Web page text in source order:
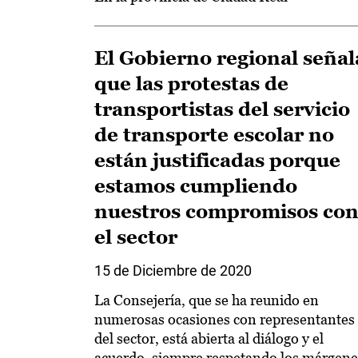
El Gobierno regional
que las protestas de
transportistas del servicio
de transporte escolar no
están justificadas porque
estamos cumpliendo
nuestros compromisos con
el sector
15 de Diciembre de 2020
La Consejería, que se ha reunido en
numerosas ocasiones con representantes
del sector, está abierta al diálogo y el